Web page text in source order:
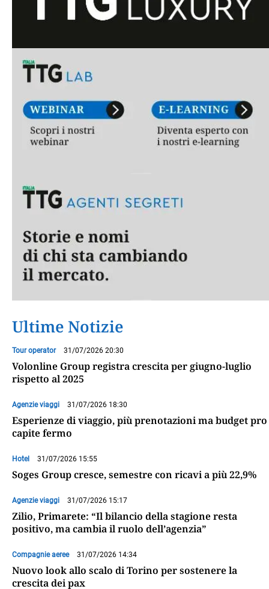
Ultime Notizie
Tour operator 31/07/2026 20:30
Volonline Group registra crescita per giugno-luglio
rispetto al 2025
Agenzie viaggi 31/07/2026 18:30
Esperienze di viaggio, più prenotazioni ma budget pro
capite fermo
Hotel 31/07/2026 15:55
Soges Group cresce, semestre con ricavi a più 22,9%
Agenzie viaggi 31/07/2026 15:17
Zilio, Primarete: “Il bilancio della stagione resta
positivo, ma cambia il ruolo dell’agenzia”
Compagnie aeree 31/07/2026 14:34
Nuovo look allo scalo di Torino per sostenere la
crescita dei pax